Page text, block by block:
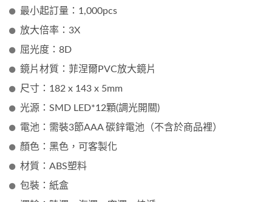
最小起訂量：1,000pcs
放大倍率：3X
屈光度：8D
鏡片材質：菲涅爾PVC放大鏡片
尺寸：182 x 143 x 5mm
光源：SMD LED*12顆(調光開關)
電池：需裝3節AAA 碳鋅電池（不含於商品裡）
顏色：黑色，可客製化
材質：ABS塑料
包裝：紙盒